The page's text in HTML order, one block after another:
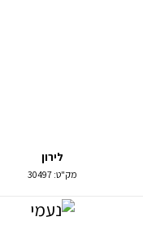
לירון
מק"ט: 30497